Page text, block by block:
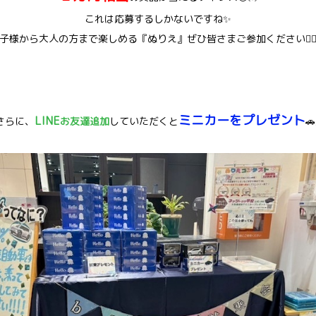
これは応募するしかないですね✨
様から大人の方まで楽しめる『ぬりえ』ぜひ皆さまご参加ください
らに、 LINEお友達追加していただくと ミニカーをプレゼント